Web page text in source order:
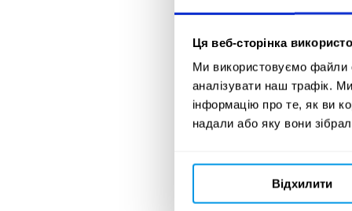
Ця веб-сторінка
Ми використовуємо файли
аналізувати наш трафік.
інформацію про те, як ви
надали або яку вони
Відхилити
ОГОЛОШЕНО
РЕЗУЛЬТАТИ
УЧАСНИКІВ
ADC*UA
AWARDS 2026